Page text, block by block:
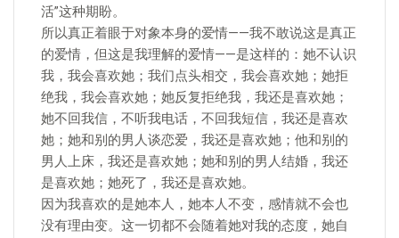
活”这种期盼。
所以真正着眼于对象本身的爱情——我不敢说这是真正
的爱情，但这是我理解的爱情——是这样的：她不认识
我，我会喜欢她；我们点头相交，我会喜欢她；她拒
绝我，我会喜欢她；她反复拒绝我，我还是喜欢她；
她不回我信，不听我电话，不回我短信，我还是喜欢
她；她和别的男人谈恋爱，我还是喜欢她；他和别的
男人上床，我还是喜欢她；她和别的男人结婚，我还
是喜欢她；她死了，我还是喜欢她。
因为我喜欢的是她本人，她本人不变，感情就不会也
没有理由变。这一切都不会随着她对我的态度，她自